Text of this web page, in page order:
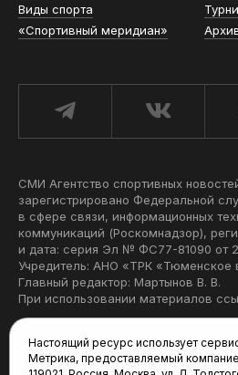
Виды спорта
«Спортивный меридиан»
СМИ Агентство спортивных
зарегистрировано Федеральной
в сфере связи, информационных
коммуникаций (Роскомнадзор),
и дата: серия Эл № ФС77-81090 от
Учредитель: АНО «ТРК «Тюменское
Главный редактор: Мартынов В. В.
При использовании материалов
Редакция:
Настоящий ресурс использует
Метрика, предоставляемый